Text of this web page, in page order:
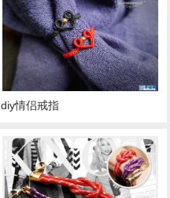
diy情侣戒指